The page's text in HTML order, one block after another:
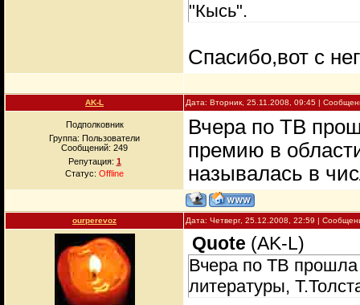
"Кысь".
Спасибо,вот с
AK-L Дата: Вторник, 25.11.2008, 09:45 |
Подполковник
Группа: Пользователи
Сообщений: 249
Репутация: 1
Статус: Offline
Вчера по ТВ
премию в
называлась в
ourperevoz Дата: Четверг, 25.12.2008, 22:59 |
Quote (AK-L)
Вчера по ТВ
литературы,